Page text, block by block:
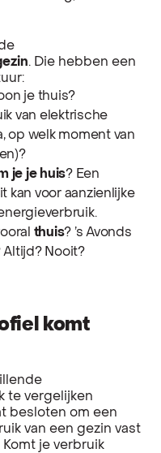
. Die hebben een
je thuis?
van elektrische
op welk moment van
je je huis? Een
kan voor aanzienlijke
thuis? ’s Avonds
Nooit?
komt
te vergelijken
besloten om een
van een gezin vast
je verbruik